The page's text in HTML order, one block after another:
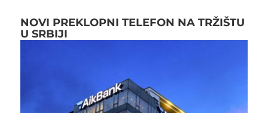
NOVI PREKLOPNI TELEFON NA TRŽIŠTU
U SRBIJI